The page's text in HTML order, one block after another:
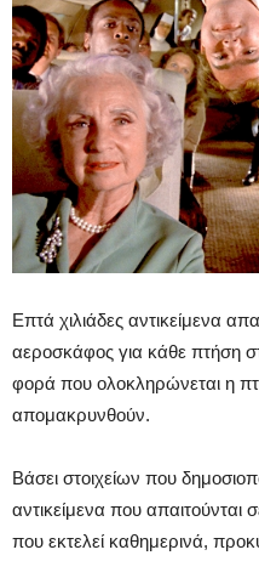
Επτά χιλιάδες αντικείμενα
αεροσκάφος για κάθε πτήση
φορά που ολοκληρώνεται η
απομακρυνθούν.
Βάσει στοιχείων που
αντικείμενα που απαιτούνται
που εκτελεί καθημερινά,